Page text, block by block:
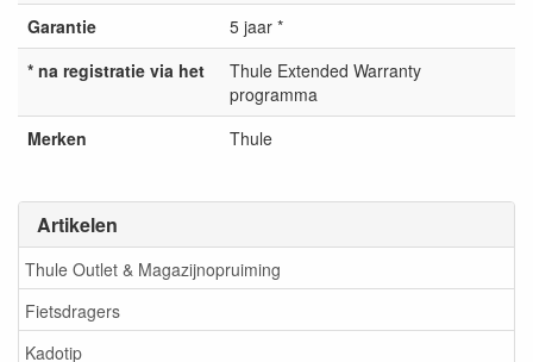
Artikelen
Thule Outlet & Magazijnopruiming
Fietsdragers
Kadotip
Garantie
5 jaar *
* na registratie via het
Thule Extended Warranty
programma
Merken
Thule